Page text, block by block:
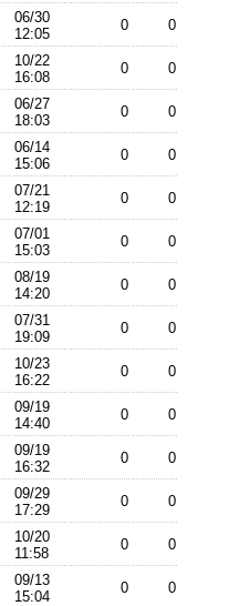
06/30
12:05
0 0
10/22
16:08
0 0
06/27
18:03
0 0
06/14
15:06
0 0
07/21
12:19
0 0
07/01
15:03
0 0
08/19
14:20
0 0
07/31
19:09
0 0
10/23
16:22
0 0
09/19
14:40
0 0
09/19
16:32
0 0
09/29
17:29
0 0
10/20
11:58
0 0
09/13
15:04
0 0